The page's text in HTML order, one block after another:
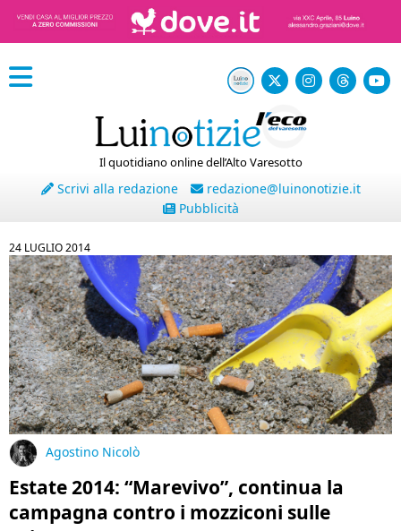
Il quotidiano online dell’Alto Varesotto
Scrivi alla redazione
redazione@luinonotizie.it
Pubblicità
24 LUGLIO 2014
Agostino Nicolò
Estate 2014: “Marevivo”, continua la
campagna contro i mozziconi sulle